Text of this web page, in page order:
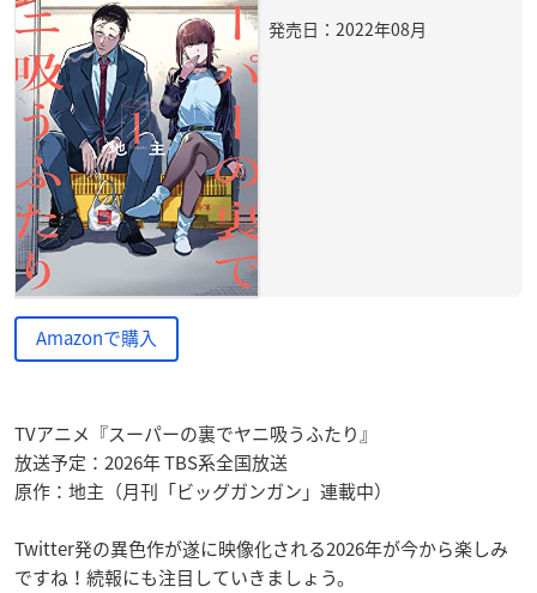
発売日：2022年08月
Amazonで購入
TVアニメ『スーパーの裏でヤニ吸うふたり』
放送予定：2026年 TBS系全国放送
原作：地主（月刊「ビッグガンガン」連載中）
Twitter発の異色作が遂に映像化される2026年が今から楽しみ
ですね！続報にも注目していきましょう。